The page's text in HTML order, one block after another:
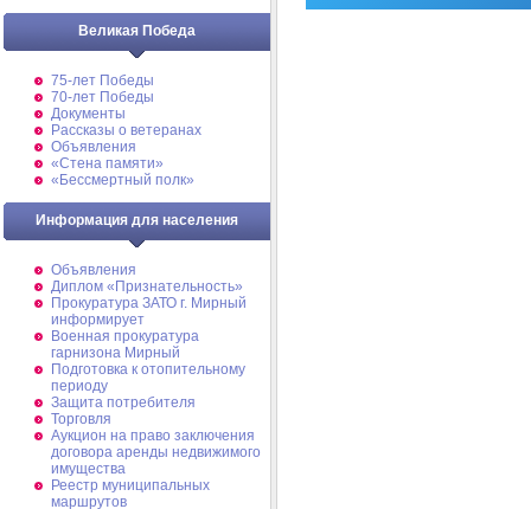
Великая Победа
75-лет Победы
70-лет Победы
Документы
Рассказы о ветеранах
Объявления
«Стена памяти»
«Бессмертный полк»
Информация для населения
Объявления
Диплом «Признательность»
Прокуратура ЗАТО г. Мирный
информирует
Военная прокуратура
гарнизона Мирный
Подготовка к отопительному
периоду
Защита потребителя
Торговля
Аукцион на право заключения
договора аренды недвижимого
имущества
Реестр муниципальных
маршрутов